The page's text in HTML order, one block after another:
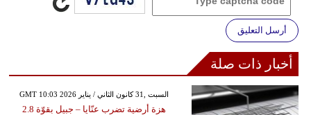
أرسل التعليق
أخبار ذات صلة
GMT 10:03 2026 السبت ,31 كانون الثاني / يناير
هزة أرضية تضرب عنّايا – جبيل بقوّة 2.8